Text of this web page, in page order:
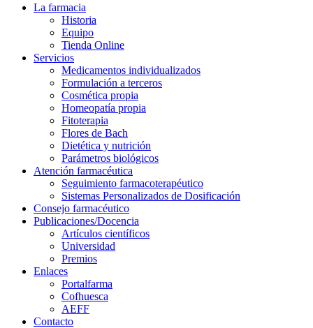
La farmacia
Historia
Equipo
Tienda Online
Servicios
Medicamentos individualizados
Formulación a terceros
Cosmética propia
Homeopatía propia
Fitoterapia
Flores de Bach
Dietética y nutrición
Parámetros biológicos
Atención farmacéutica
Seguimiento farmacoterapéutico
Sistemas Personalizados de Dosificación
Consejo farmacéutico
Publicaciones/Docencia
Artículos científicos
Universidad
Premios
Enlaces
Portalfarma
Cofhuesca
AEFF
Contacto